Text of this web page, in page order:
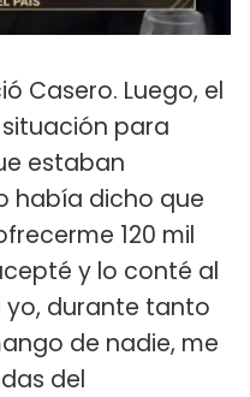
Casero. Luego, el
para
estaban
había dicho que
120 mil
y lo conté al
yo, durante tanto
de nadie, me
del